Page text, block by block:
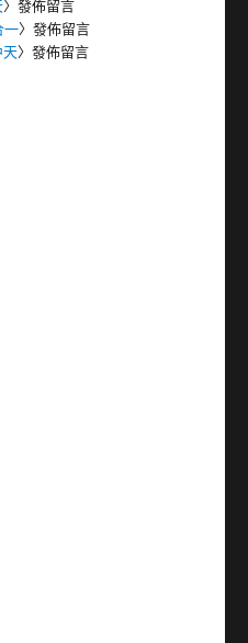
〉發佈留言
一〉發佈留言
天〉發佈留言